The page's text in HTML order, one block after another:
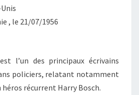
, le 21/07/1956
l’un des principaux écrivains
policiers, relatant notamment
héros récurrent Harry Bosch.